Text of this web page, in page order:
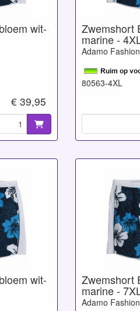
wit-
€ 39,95
Zwemshort
marine -
Adamo Fashion
80563-4XL
wit- Zwemshort
marine -
Adamo Fashion